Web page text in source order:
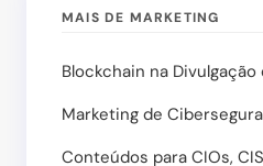
MAIS DE MARKETING
Blockchain na Divulgação
Marketing de
Conteúdos para CIOs,